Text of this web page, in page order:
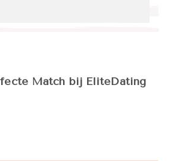
Match bij EliteDating